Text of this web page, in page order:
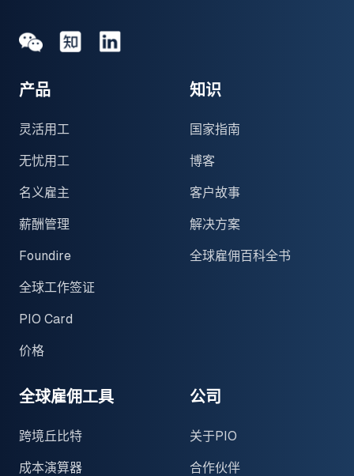
MediumMedium领英
产品
灵活用工
无忧用工
名义雇主
薪酬管理
Foundire
全球工作签证
PIO Card
价格
知识
国家指南
博客
客户故事
解决方案
全球雇佣百科全书
全球雇佣工具
跨境丘比特
成本演算器
公司
关于PIO
合作伙伴